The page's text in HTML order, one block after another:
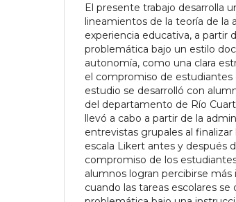
El presente trabajo desarrolla
lineamientos de la teoría de
experiencia educativa, a partir
problemática bajo un estilo
autonomía, como una clara
el compromiso de estudiantes
estudio se desarrolló con
del departamento de Río
llevó a cabo a partir de la
entrevistas grupales al
escala Likert antes y después
compromiso de los
alumnos logran percibirse
cuando las tareas escolares